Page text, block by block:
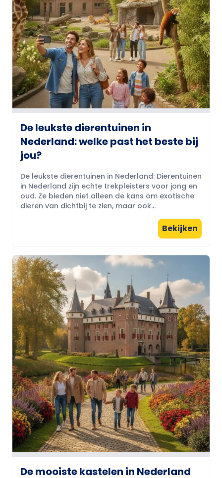
De leukste dierentuinen in
Nederland: welke past het beste bij
jou?
De leukste dierentuinen in Nederland: Dierentuinen
in Nederland zijn echte trekpleisters voor jong en
oud. Ze bieden niet alleen de kans om exotische
dieren van dichtbij te zien, maar ook...
Bekijken
De mooiste kastelen in Nederland